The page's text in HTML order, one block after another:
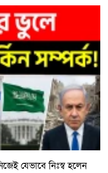
যেভাবে নিঃস্ব হলেন